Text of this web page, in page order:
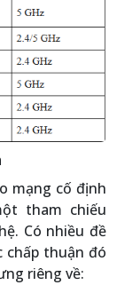
mạng cố định
tham chiếu
Có nhiều đề
chấp thuận đó
riêng về: